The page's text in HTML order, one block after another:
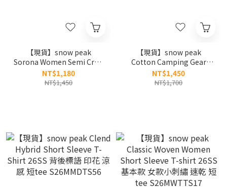
【現貨】snow peak
Sorona Women Semi Crop
Short Sleeve T-Shirt 26SS
女款 基本款 印花logo 短tee
NT$1,180
NT$1,450
【現貨】snow peak
Cotton Camping Gear
Short Sleeve T-Shirt 露營
裝備 模型圖樣 短tee 金泰亨
NT$1,450
NT$1,700